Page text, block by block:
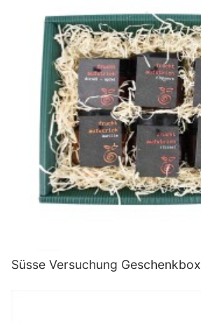
Süsse Versuchung Geschenkbox